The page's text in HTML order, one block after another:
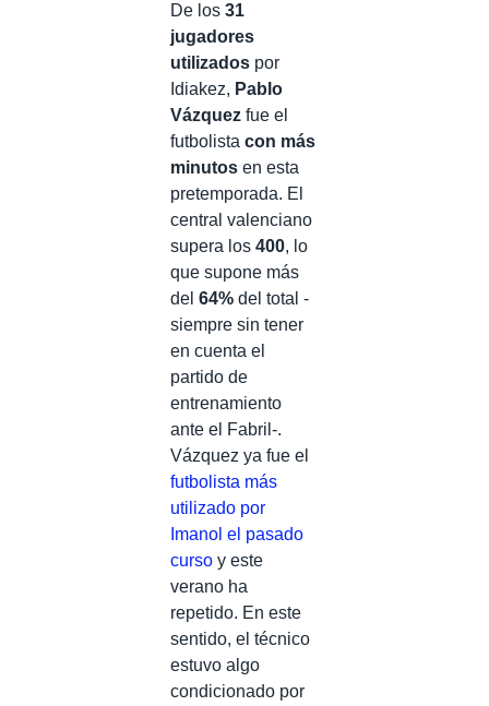
De los 31
jugadores
utilizados por
Idiakez, Pablo
Vázquez fue el
futbolista con más
minutos en esta
pretemporada. El
central valenciano
supera los 400, lo
que supone más
del 64% del total -
siempre sin tener
en cuenta el
partido de
entrenamiento
ante el Fabril-.
Vázquez ya fue el
futbolista más
utilizado por
Imanol el pasado
curso y este
verano ha
repetido. En este
sentido, el técnico
estuvo algo
condicionado por